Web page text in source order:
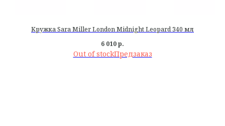
Кружка Sara Miller London Midnight Leopard 340 мл
6 010р.
Out of stock